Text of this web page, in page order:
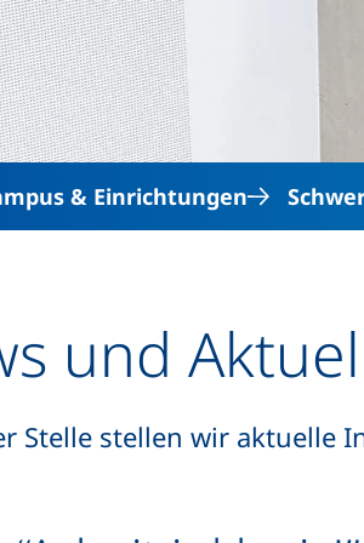
& Einrichtungen
und
Stelle stellen wir aktuelle